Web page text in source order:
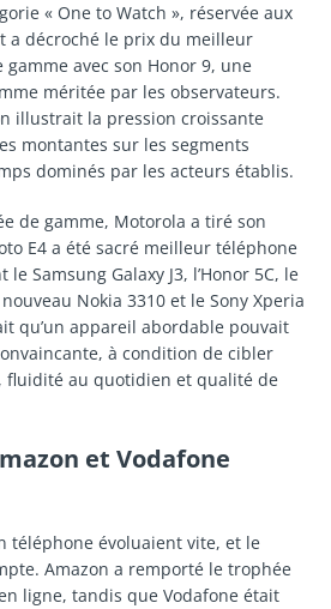
« One to Watch », réservée aux
a décroché le prix du meilleur
avec son Honor 9, une
méritée par les observateurs.
illustrait la pression croissante
montantes sur les segments
dominés par les acteurs établis.
de gamme, Motorola a tiré son
E4 a été sacré meilleur téléphone
Samsung Galaxy J3, l’Honor 5C, le
Nokia 3310 et le Sony Xperia
qu’un appareil abordable pouvait
à condition de cibler
fluidité au quotidien et qualité de
et Vodafone
téléphone évoluaient vite, et le
Amazon a remporté le trophée
ligne, tandis que Vodafone était